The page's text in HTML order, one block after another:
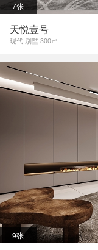
7张
天悦壹号
现代 别墅 300㎡
9张